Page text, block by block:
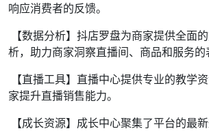
响应消费者的反馈。
【数据分析】抖店罗盘为商家提供全面
析，助力商家洞察直播间、商品和服务的
【直播工具】直播中心提供专业的教学
家提升直播销售能力。
【成长资源】成长中心聚集了平台的最